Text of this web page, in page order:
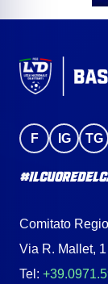
F IG TG
Comitato
Via R. Mallet,
Tel: